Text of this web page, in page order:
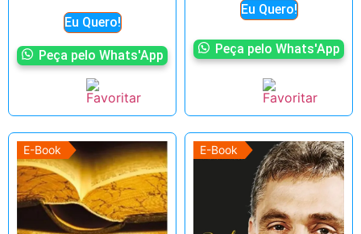
Eu Quero!
Peça pelo Whats'App
Eu Quero!
Peça pelo Whats'App
E-Book E-Book